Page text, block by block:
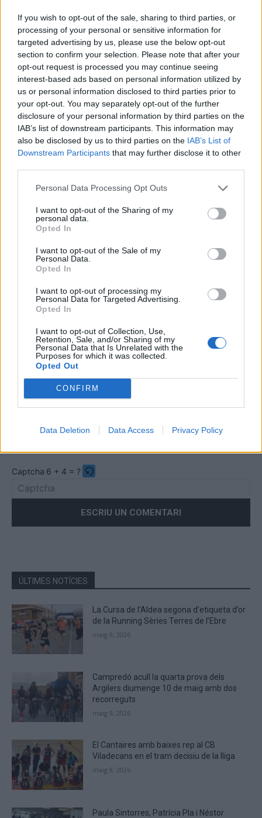
If you wish to opt-out of the sale, sharing to third parties, or
processing of your personal or sensitive information for
targeted advertising by us, please use the below opt-out
section to confirm your selection. Please note that after your
opt-out request is processed you may continue seeing
interest-based ads based on personal information utilized by
us or personal information disclosed to third parties prior to
your opt-out. You may separately opt-out of the further
disclosure of your personal information by third parties on the
IAB’s list of downstream participants. This information may
also be disclosed by us to third parties on the IAB’s List of
Downstream Participants that may further disclose it to other
Personal Data Processing Opt Outs
I want to opt-out of the Sharing of my
personal data.
Opted In
I want to opt-out of the Sale of my
Personal Data.
Opted In
I want to opt-out of processing my
Personal Data for Targeted Advertising.
Opted In
I want to opt-out of Collection, Use,
Retention, Sale, and/or Sharing of my
Personal Data that Is Unrelated with the
Purposes for which it was collected.
Opted Out
CONFIRM
Data Deletion Data Access Privacy Policy
Futbol femení
El femení de l’Aldeana s’acosta una mica
més a l’ascens de categoria
abril 25, 2026
Futbol femení
La selecció femenina suïssa de Rafel
Navarro es consolida al primer lloc del seu
grup
abril 24, 2026
DEIXA UNA RESPOSTA
Deseu el meu nom, el correu electrònic i el lloc web en
Captcha 6 + 4 = ?
the
the
CAPTCHA
to
verify
that
you
ÚLTIMES NOTÍCIES
La Cursa de l’Aldea segona d’etiqueta d’or
de la Running Sèries Terres de l’Ebre
maig 9, 2026
Campredó acull la quarta prova dels
Argilers diumenge 10 de maig amb dos
recorreguts
maig 9, 2026
El Cantaires amb baixes rep al CB
Viladecans en el tram decisiu de la lliga
maig 9, 2026
Paula Sintorres, Patrícia Pla i Néstor